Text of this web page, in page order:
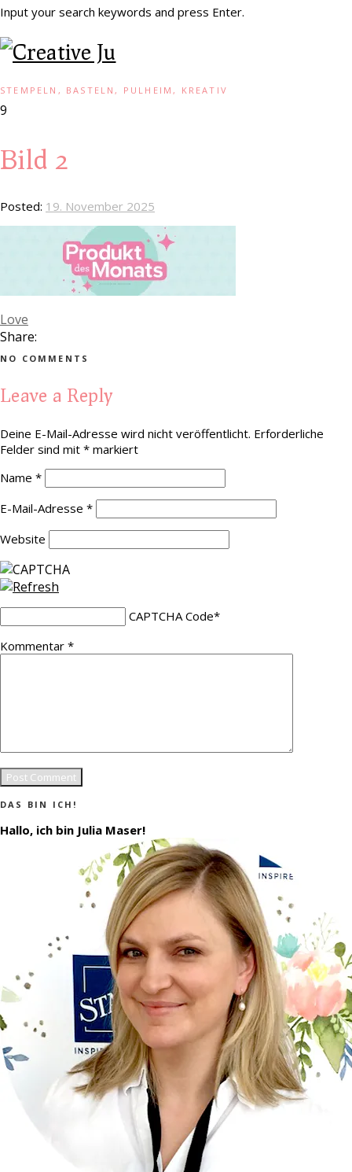
Input your search keywords and press Enter.
STEMPELN, BASTELN, PULHEIM, KREATIV
9
Bild 2
Posted: 19. November 2025
Love
Share:
NO COMMENTS
Leave a Reply
Deine E-Mail-Adresse wird nicht veröffentlicht. Erforderliche
Felder sind mit * markiert
Name *
E-Mail-Adresse *
Website
CAPTCHA Code*
Kommentar *
DAS BIN ICH!
Hallo, ich bin Julia Maser!